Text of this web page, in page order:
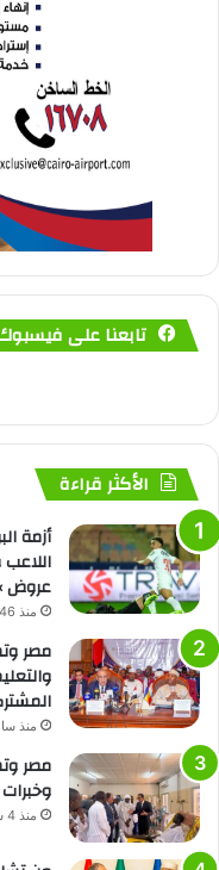
تابعنا على
الأكثر قراءة
أزمة
عروض
منذ 46 دقيقة
مصر
منذ
مصر
منذ 4 ساعات